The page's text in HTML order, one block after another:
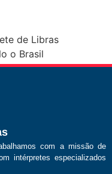
com a missão de
intérpretes especializados